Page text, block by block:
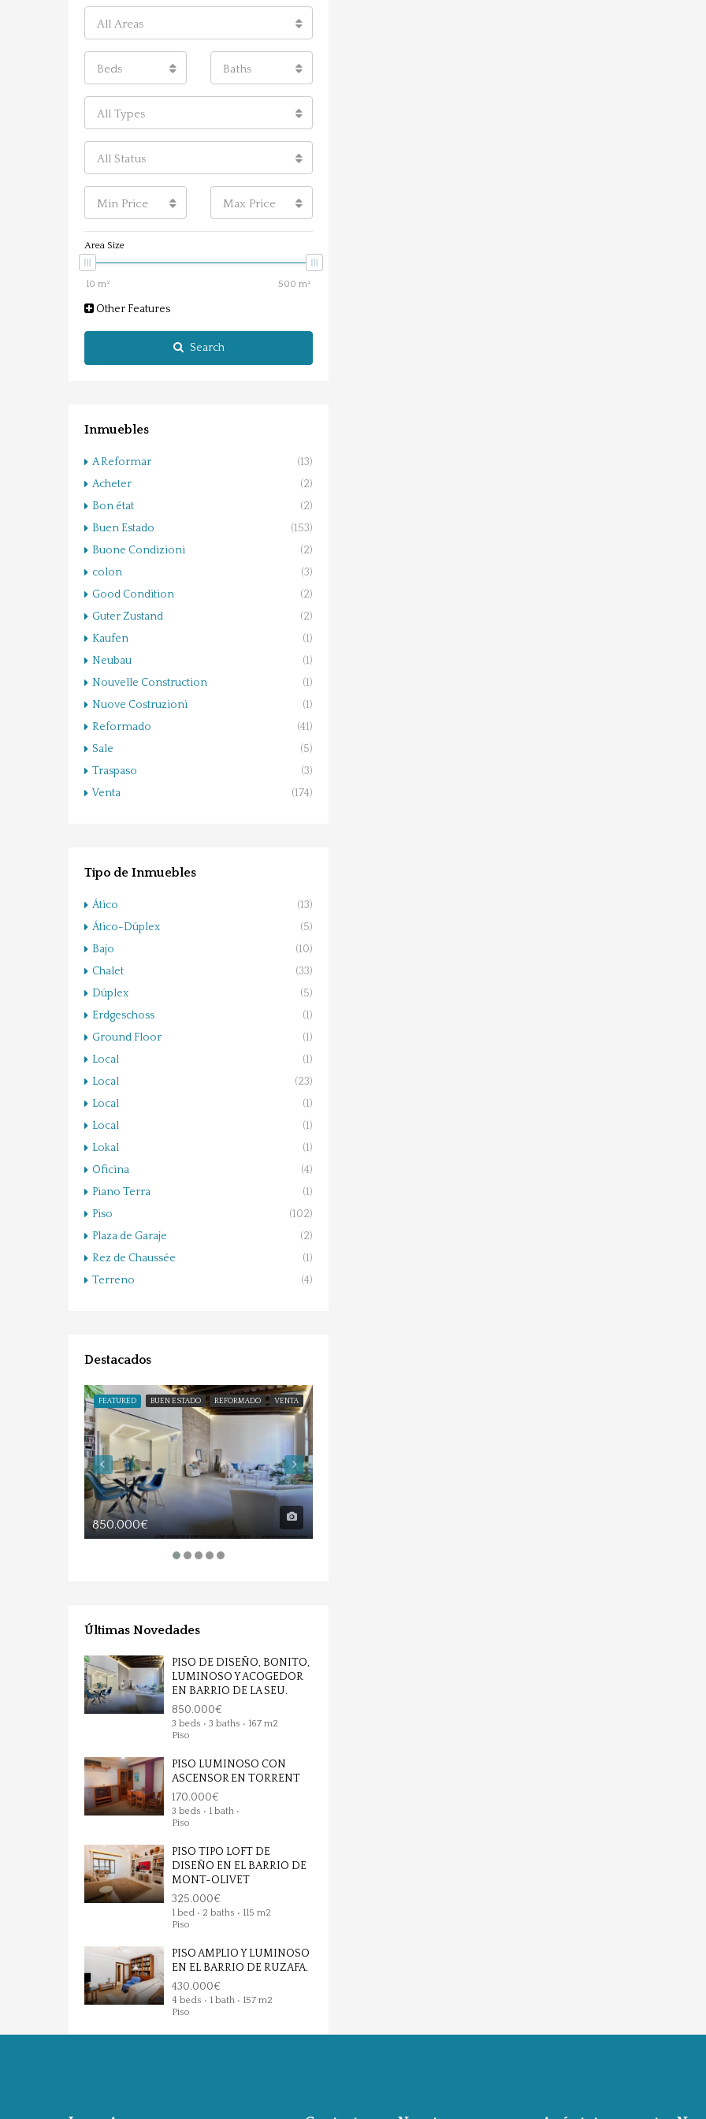
All Areas
Beds Baths
All Types
All Status
Min Price Max Price
Area Size
Other Features
Search
Inmuebles
A Reformar
(13)
Acheter
(2)
Bon état
(2)
Buen Estado
(153)
Buone Condizioni
(2)
colon
(3)
Good Condition
(2)
Guter Zustand
(2)
Kaufen
(1)
Neubau
(1)
Nouvelle Construction
(1)
Nuove Costruzioni
(1)
Reformado
(41)
Sale
(5)
Traspaso
(3)
Venta
(174)
Tipo de Inmuebles
Ático
(13)
Ático-Dúplex
(5)
Bajo
(10)
Chalet
(33)
Dúplex
(5)
Erdgeschoss
(1)
Ground Floor
(1)
Local
(1)
Local
(23)
Local
(1)
Local
(1)
Lokal
(1)
Oficina
(4)
Piano Terra
(1)
Piso
(102)
Plaza de Garaje
(2)
Rez de Chaussée
(1)
Terreno
(4)
Destacados
FEATURED BUEN ESTADO REFORMADO VENTA
850.000€
Últimas Novedades
PISO DE DISEÑO, BONITO,
LUMINOSO Y ACOGEDOR
EN BARRIO DE LA SEU.
850.000€
3 beds • 3 baths • 167 m2
Piso
PISO LUMINOSO CON
ASCENSOR EN TORRENT
170.000€
3 beds • 1 bath •
Piso
PISO TIPO LOFT DE
DISEÑO EN EL BARRIO DE
MONT-OLIVET
325.000€
1 bed • 2 baths • 115 m2
Piso
PISO AMPLIO Y LUMINOSO
EN EL BARRIO DE RUZAFA.
430.000€
4 beds • 1 bath • 157 m2
Piso